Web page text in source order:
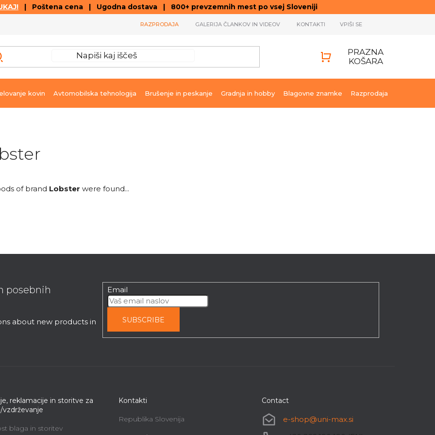
| Poštena cena | Ugodna dostava | 800+ prevzemnih mest po vsej Sloveniji
RAZPRODAJA GALERIJA ČLANKOV IN VIDEOV KONTAKTI VPIŠI SE
CART
PRAZNA
KOŠARA
kovin Avtomobilska tehnologija Brušenje in peskanje Gradnja in hobby Blagovne znamke Razprodaja
of brand Lobster were found...
posebnih
about new products in
Email
SUBSCRIBE
reklamacije in storitve za
vzdrževanje
blaga in storitev
Kontakti
Republika Slovenija
Contact
e-shop@uni-max.si